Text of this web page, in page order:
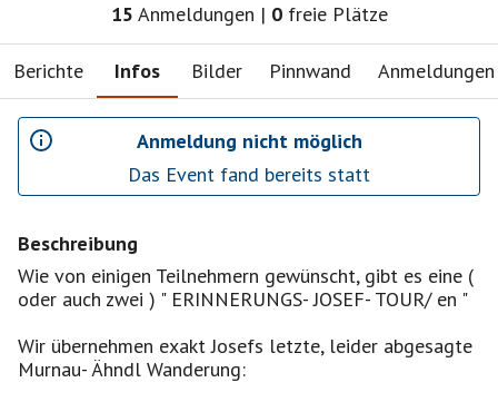
15 Anmeldungen | 0 freie Plätze
Berichte Infos Bilder Pinnwand Anmeldungen
Anmeldung nicht möglich
Das Event fand bereits statt
Beschreibung
Wie von einigen Teilnehmern gewünscht, gibt es eine (
oder auch zwei ) " ERINNERUNGS- JOSEF- TOUR/ en "
Wir übernehmen exakt Josefs letzte, leider abgesagte
Murnau- Ähndl Wanderung: